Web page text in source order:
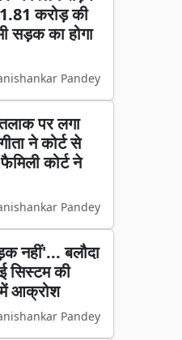
करोड़ की
सड़क का होगा
Pandey
पर लगा
ने कोर्ट से
कोर्ट ने
Pandey
नहीं'... बलौदा
सिस्टम की
में आक्रोश
Pandey